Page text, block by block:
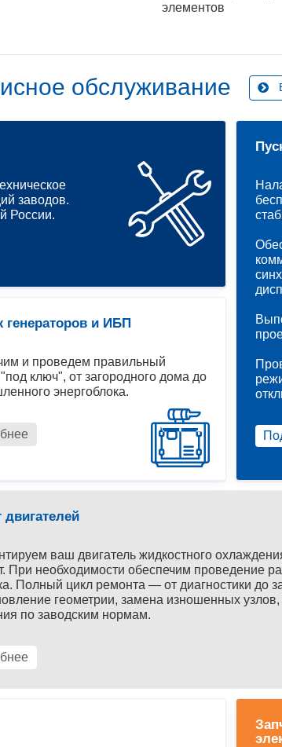
элементов
обслуживание
заводов.
России.
генераторов и ИБП
и проведем правильный
ключ", от загородного дома до
энергоблока.
двигателей
ваш двигатель жидкостного
При необходимости обеспечим проведение
Полный цикл ремонта — от диагностики до
геометрии, замена изношенных узлов,
по заводским нормам.